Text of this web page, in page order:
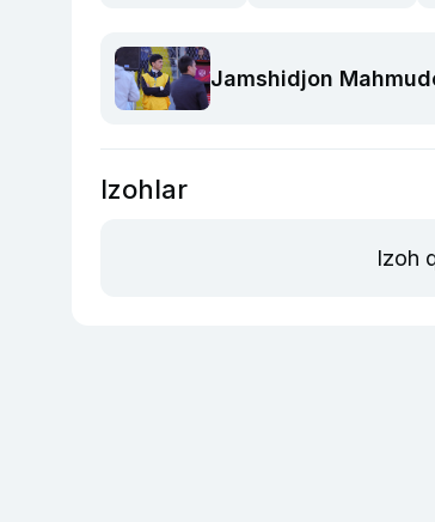
Jamshidjon
Izohlar
Izoh